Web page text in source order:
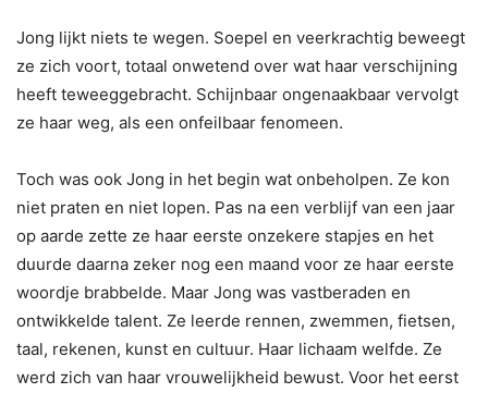
Jong lijkt niets te wegen. Soepel en veerkrachtig beweegt
ze zich voort, totaal onwetend over wat haar verschijning
heeft teweeggebracht. Schijnbaar ongenaakbaar vervolgt
ze haar weg, als een onfeilbaar fenomeen.
Toch was ook Jong in het begin wat onbeholpen. Ze kon
niet praten en niet lopen. Pas na een verblijf van een jaar
op aarde zette ze haar eerste onzekere stapjes en het
duurde daarna zeker nog een maand voor ze haar eerste
woordje brabbelde. Maar Jong was vastberaden en
ontwikkelde talent. Ze leerde rennen, zwemmen, fietsen,
taal, rekenen, kunst en cultuur. Haar lichaam welfde. Ze
werd zich van haar vrouwelijkheid bewust. Voor het eerst